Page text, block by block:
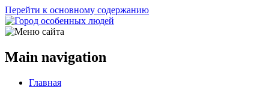
Перейти к основному содержанию
Main navigation
Главная